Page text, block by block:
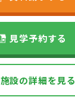
見学予約する
施設の詳細を見る